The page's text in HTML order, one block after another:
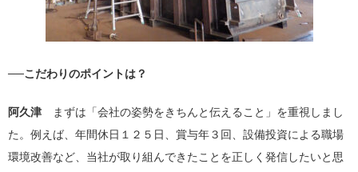
──こだわりのポイントは？
阿久津 まずは「会社の姿勢をきちんと伝えること」を重視しまし
た。例えば、年間休日１２５日、賞与年３回、設備投資による職場
環境改善など、当社が取り組んできたことを正しく発信したいと思